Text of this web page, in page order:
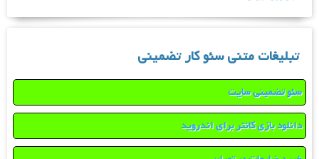
تبلیغات متنی سئو کار تضمینی
سئو تضمینی سایت
دانلود بازی کانتر برای اندروید